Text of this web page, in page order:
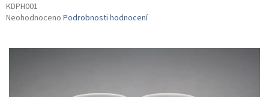
KDPH001
Průměrné
je
Neohodnoceno Podrobnosti hodnocení